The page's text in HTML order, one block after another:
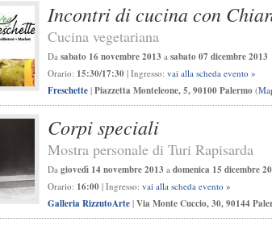
Incontri di cucina con
Cucina vegetariana
Da sabato 16 novembre 2013 a sabato 07 dicembre 2013
Orario: 15:30/17:30 | Ingresso: vai alla scheda evento »
Freschette | Piazzetta Monteleone, 5, 90100 Palermo (
Corpi speciali
Mostra personale di Turi Rapisarda
Da giovedì 14 novembre 2013 a domenica 15 dicembre
Orario: 16:00 | Ingresso: vai alla scheda evento »
Galleria RizzutoArte | Via Monte Cuccio, 30, 90144